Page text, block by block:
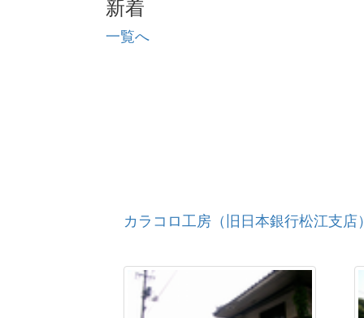
新着
一覧へ
カラコロ工房（旧日本銀行松江支店